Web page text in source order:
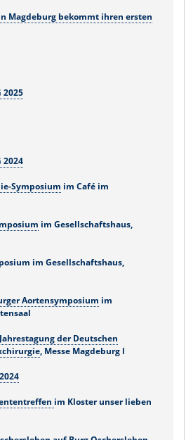
Magdeburg bekommt ihren ersten
2025
2024
Symposium im Café im
im Gesellschaftshaus,
im Gesellschaftshaus,
Aortensymposium im
der Deutschen
, Messe Magdeburg l
im Kloster unser lieben